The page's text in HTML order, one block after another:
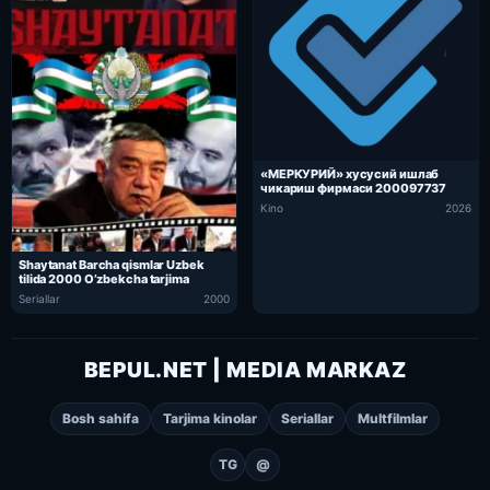
Shaytanat Barcha qismlar Uzbek
tilida 2000 O’zbekcha tarjima
Seriallar 2000
«МЕРКУРИЙ» хусусий ишлаб
чикариш фирмаси 200097737
Kino 2026
BEPUL.NET | MEDIA MARKAZ
Bosh sahifa Tarjima kinolar Seriallar Multfilmlar
TG @